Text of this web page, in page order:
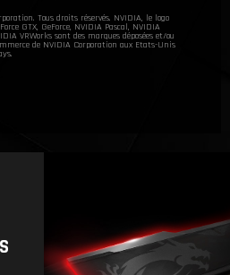
Tous droits réservés. NVIDIA, le logo
GTX, GeForce, NVIDIA Pascal, NVIDIA
VRWorks sont des marques déposées et/ou
de NVIDIA Corporation aux Etats-Unis